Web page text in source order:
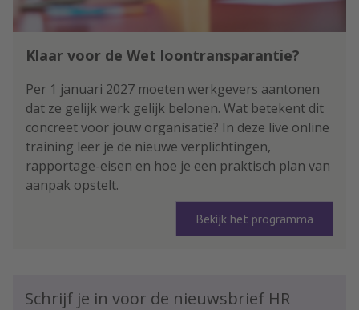
Klaar voor de Wet loontransparantie?
Per 1 januari 2027 moeten werkgevers aantonen
dat ze gelijk werk gelijk belonen. Wat betekent dit
concreet voor jouw organisatie? In deze live online
training leer je de nieuwe verplichtingen,
rapportage-eisen en hoe je een praktisch plan van
aanpak opstelt.
Bekijk het programma
Schrijf je in voor de nieuwsbrief HR